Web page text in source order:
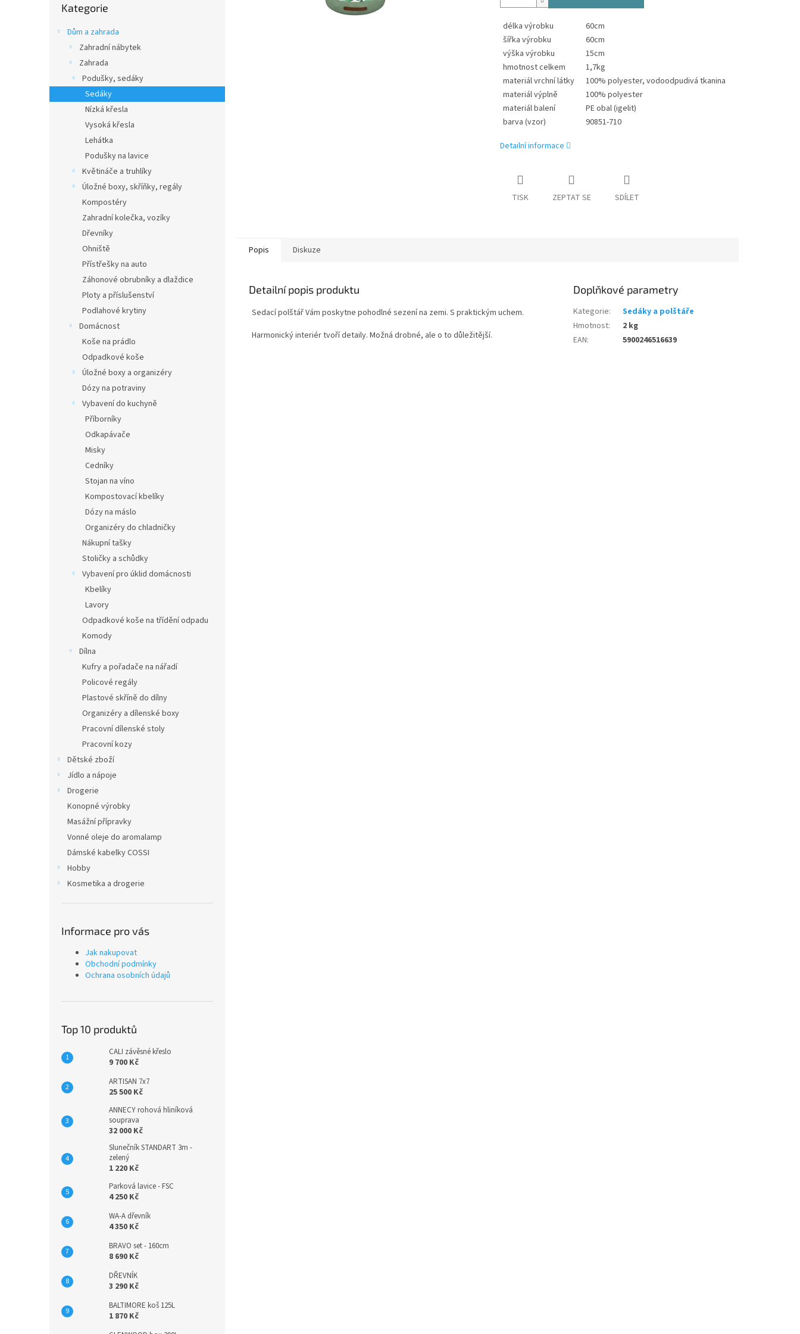
kategorie
Kategorie
Dům a zahrada
Zahradní nábytek
Zahrada
Podušky, sedáky
Sedáky
Nízká křesla
Vysoká křesla
Lehátka
Podušky na lavice
Květináče a truhlíky
Úložné boxy, skříňky, regály
Kompostéry
Zahradní kolečka, vozíky
Dřevníky
Ohniště
Přístřešky na auto
Záhonové obrubníky a dlaždice
Ploty a příslušenství
Podlahové krytiny
Domácnost
Koše na prádlo
Odpadkové koše
Úložné boxy a organizéry
Dózy na potraviny
Vybavení do kuchyně
Příborníky
Odkapávače
Misky
Cedníky
Stojan na víno
Kompostovací kbelíky
Dózy na máslo
Organizéry do chladničky
Nákupní tašky
Stoličky a schůdky
Vybavení pro úklid domácnosti
Kbelíky
Lavory
Odpadkové koše na třídění odpadu
Komody
Dílna
Kufry a pořadače na nářadí
Policové regály
Plastové skříně do dílny
Organizéry a dílenské boxy
Pracovní dílenské stoly
Pracovní kozy
Dětské zboží
Jídlo a nápoje
Drogerie
Konopné výrobky
Masážní přípravky
Vonné oleje do aromalamp
Dámské kabelky COSSI
Hobby
Kosmetika a drogerie
Informace pro vás
Jak nakupovat
Obchodní podmínky
Ochrana osobních údajů
Top 10 produktů
CALI závěsné křeslo
9 700 Kč
ARTISAN 7x7
25 500 Kč
ANNECY rohová hliníková
souprava
32 000 Kč
Slunečník STANDART 3m -
zelený
1 220 Kč
Parková lavice - FSC
4 250 Kč
WA-A dřevník
4 350 Kč
BRAVO set - 160cm
8 690 Kč
DŘEVNÍK
3 290 Kč
BALTIMORE koš 125L
1 870 Kč
délka výrobku
60cm
šířka výrobku
60cm
výška výrobku
15cm
hmotnost celkem
1,7kg
materiál vrchní látky
100% polyester, vodoodpudivá tkanina
materiál výplně
100% polyester
materiál balení
PE obal (igelit)
barva (vzor)
90851-710
Detailní informace
TISK ZEPTAT SE SDÍLET
Popis Diskuze
Detailní popis produktu
Sedací polštář Vám poskytne pohodlné sezení na zemi. S praktickým uchem.
Harmonický interiér tvoří detaily. Možná drobné, ale o to důležitější.
Doplňkové parametry
Kategorie:
Sedáky a polštáře
Hmotnost:
2 kg
EAN: 5900246516639